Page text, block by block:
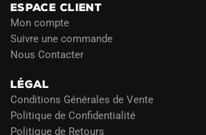
ESPACE CLIENT
Mon compte
Suivre une commande
Nous Contacter
LÉGAL
Conditions Générales de Vente
Politique de Confidentialité
Politique de Retours